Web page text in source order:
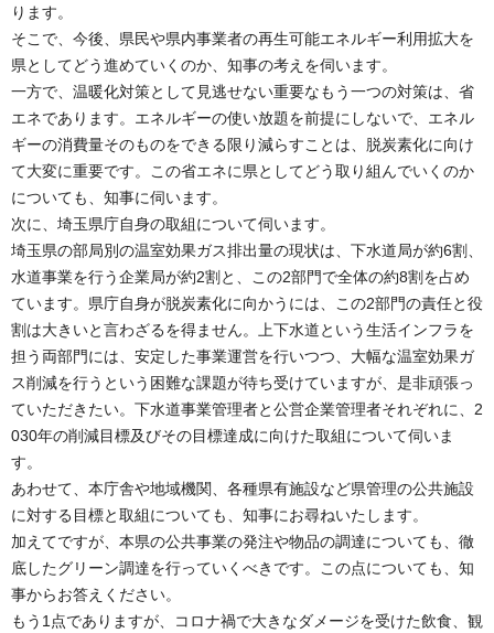
ります。
そこで、今後、県民や県内事業者の再生可能エネルギー利用拡大を
県としてどう進めていくのか、知事の考えを伺います。
一方で、温暖化対策として見逃せない重要なもう一つの対策は、省
エネであります。エネルギーの使い放題を前提にしないで、エネル
ギーの消費量そのものをできる限り減らすことは、脱炭素化に向け
て大変に重要です。この省エネに県としてどう取り組んでいくのか
についても、知事に伺います。
次に、埼玉県庁自身の取組について伺います。
埼玉県の部局別の温室効果ガス排出量の現状は、下水道局が約6割、
水道事業を行う企業局が約2割と、この2部門で全体の約8割を占め
ています。県庁自身が脱炭素化に向かうには、この2部門の責任と役
割は大きいと言わざるを得ません。上下水道という生活インフラを
担う両部門には、安定した事業運営を行いつつ、大幅な温室効果ガ
ス削減を行うという困難な課題が待ち受けていますが、是非頑張っ
ていただきたい。下水道事業管理者と公営企業管理者それぞれに、2
030年の削減目標及びその目標達成に向けた取組について伺いま
す。
あわせて、本庁舎や地域機関、各種県有施設など県管理の公共施設
に対する目標と取組についても、知事にお尋ねいたします。
加えてですが、本県の公共事業の発注や物品の調達についても、徹
底したグリーン調達を行っていくべきです。この点についても、知
事からお答えください。
もう1点でありますが、コロナ禍で大きなダメージを受けた飲食、観